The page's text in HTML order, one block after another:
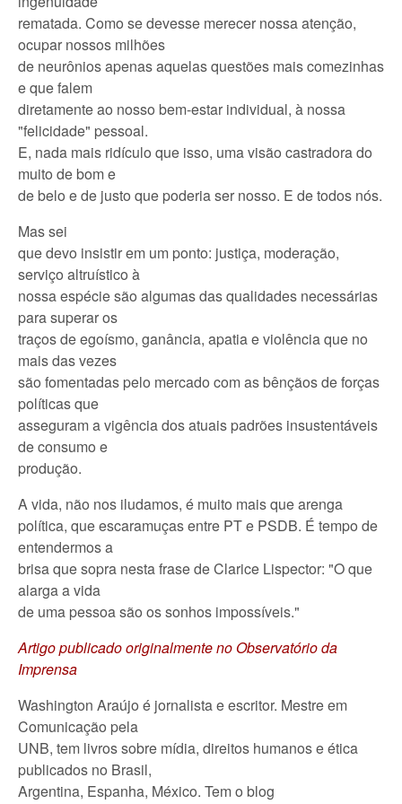
rematada. Como se devesse merecer nossa atenção,
ocupar nossos milhões
de neurônios apenas aquelas questões mais comezinhas
e que falem
diretamente ao nosso bem-estar individual, à nossa
"felicidade" pessoal.
E, nada mais ridículo que isso, uma visão castradora do
muito de bom e
de belo e de justo que poderia ser nosso. E de todos nós.
Mas sei
que devo insistir em um ponto: justiça, moderação,
serviço altruístico à
nossa espécie são algumas das qualidades necessárias
para superar os
traços de egoísmo, ganância, apatia e violência que no
mais das vezes
são fomentadas pelo mercado com as bênçãos de forças
políticas que
asseguram a vigência dos atuais padrões insustentáveis
de consumo e
produção.
A vida, não nos iludamos, é muito mais que arenga
política, que escaramuças entre PT e PSDB. É tempo de
entendermos a
brisa que sopra nesta frase de Clarice Lispector: "O que
alarga a vida
de uma pessoa são os sonhos impossíveis."
Artigo publicado originalmente no Observatório da
Imprensa
Washington Araújo é jornalista e escritor. Mestre em
Comunicação pela
UNB, tem livros sobre mídia, direitos humanos e ética
publicados no Brasil,
Argentina, Espanha, México. Tem o blog